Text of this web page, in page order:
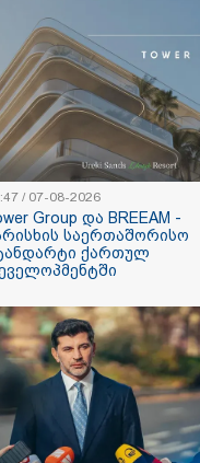
894.40
15:47 /
/ 07-08-2026
Group და BREEAM -
საერთაშორისო
ქართულ